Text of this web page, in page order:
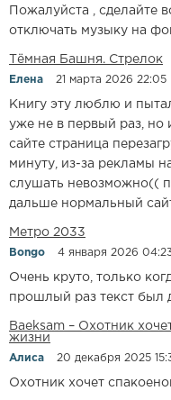
Пожалуйста , сделайте
отключать музыку на
​​Тёмная Башня. Стрелок
Елена 21 марта 2026 22:05
Книгу эту люблю и
уже не в первый раз, но
сайте страница
минуту, из-за рекламы
слушать невозможно((
дальше нормальный
Метро 2033
Bongo 4 января 2026
Очень круто, только
прошлый раз текст был
Baeksam – Охотник
жизни
Алиса 20 декабря 2025
Охотник хочет